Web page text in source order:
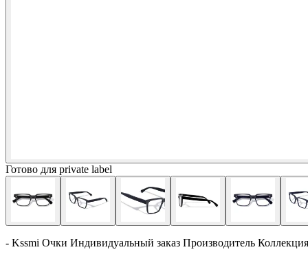
Готово для private label
- Kssmi Очки Индивидуальный заказ Производитель Коллекция